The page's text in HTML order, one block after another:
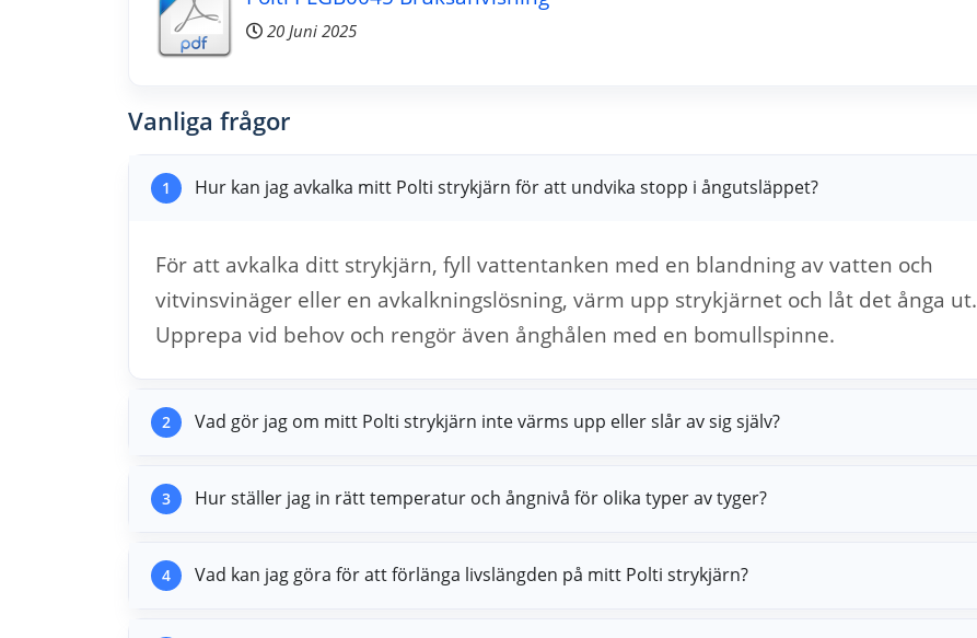
20 Juni 2025
Vanliga frågor
1 Hur kan jag avkalka mitt Polti strykjärn för att undvika stopp i ångutsläppet?
För att avkalka ditt strykjärn, fyll vattentanken med en blandning av vatten och
vitvinsvinäger eller en avkalkningslösning, värm upp strykjärnet och låt det ånga ut.
Upprepa vid behov och rengör även ånghålen med en bomullspinne.
2 Vad gör jag om mitt Polti strykjärn inte värms upp eller slår av sig själv?
3 Hur ställer jag in rätt temperatur och ångnivå för olika typer av tyger?
4 Vad kan jag göra för att förlänga livslängden på mitt Polti strykjärn?